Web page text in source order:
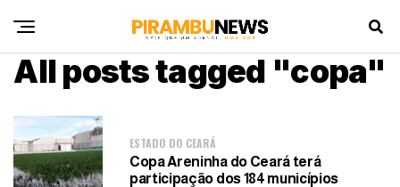
All posts tagged "copa"
ESTADO DO CEARÁ
Copa Areninha do Ceará terá
participação dos 184 municípios